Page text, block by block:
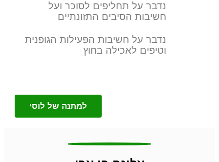
נדבר על תחליפים לסוכר ועל
חשיבות הסיבים התזונתיים
נדבר על חשיבות הפעילות הגופנית
וטיפים לאכילה בחוץ
למתנה של לוסי